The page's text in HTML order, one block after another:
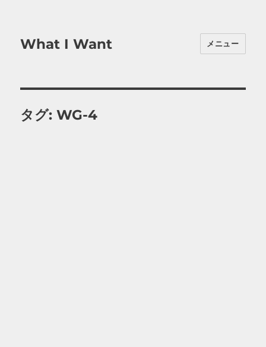
What I Want メニュー
タグ:WG-4